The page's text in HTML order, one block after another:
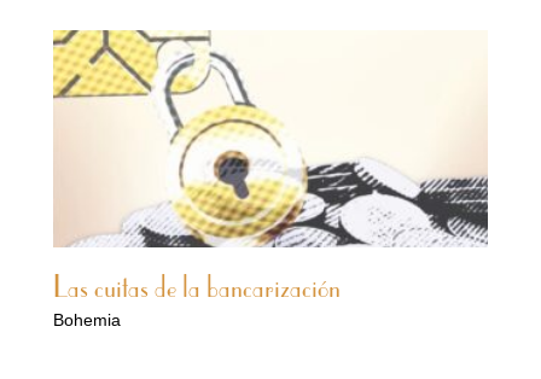
Las cuitas de la bancarización
Bohemia